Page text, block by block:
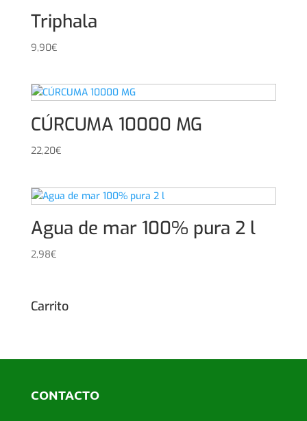
Triphala
9,90€
CÚRCUMA 10000 MG
22,20€
Agua de mar 100% pura 2 l
2,98€
Carrito
CONTACTO